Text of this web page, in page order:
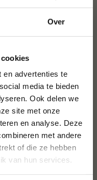
Over
en advertenties te
media te bieden
Ook delen we
site met onze
en analyse. Deze
met andere
of die ze hebben
van hun services.
(24)
€ 5,-
en ontvang direct